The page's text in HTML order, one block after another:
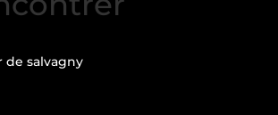
de salvagny